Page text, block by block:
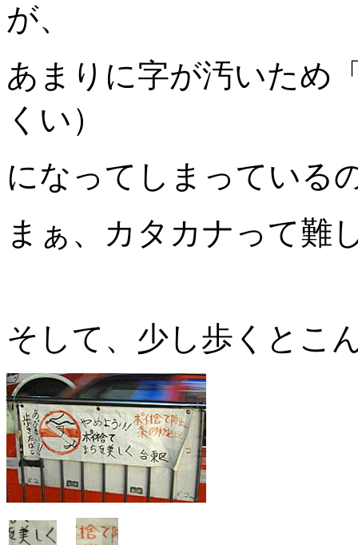
が、
あまりに字が汚いため
くい）
になってしまっている
まぁ、カタカナって難
そして、少し歩くとこ